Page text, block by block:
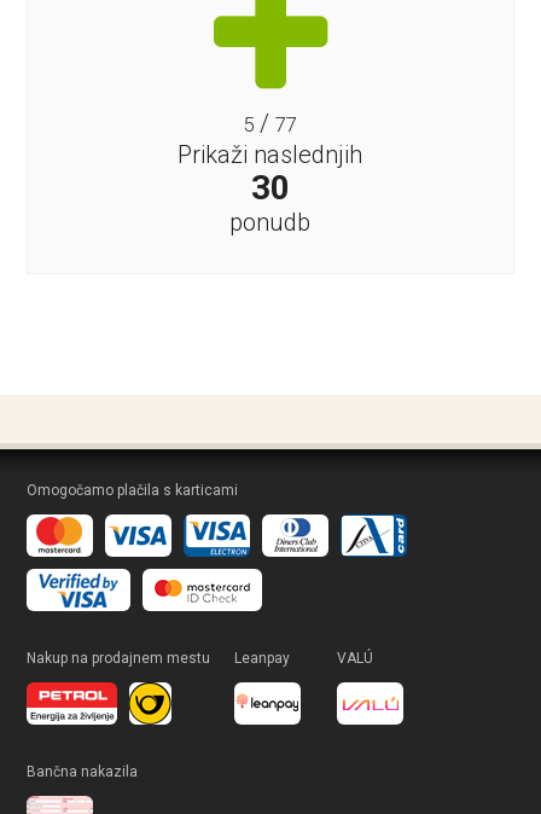
5 /77
Prikaži naslednjih
30
ponudb
Omogočamo plačila s karticami
Nakup na prodajnem mestu Leanpay VALÚ
Bančna nakazila